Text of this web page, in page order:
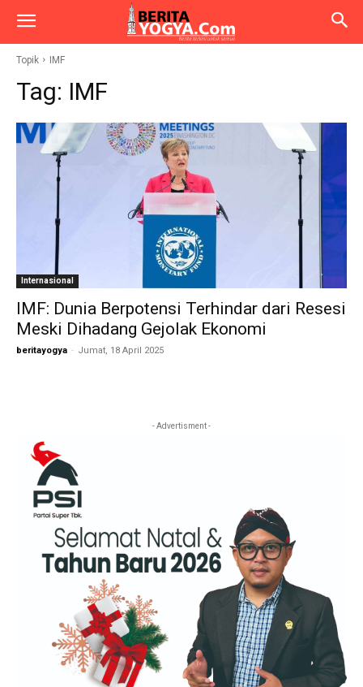
Topik IMF
Tag: IMF
Internasional
IMF: Dunia Berpotensi Terhindar dari Resesi
Meski Dihadang Gejolak Ekonomi
beritayogya - Jumat, 18 April 2025
- Advertisment -